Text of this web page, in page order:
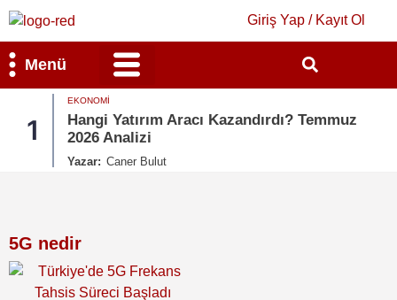
Giriş Yap / Kayıt Ol
Menü
1
EKONOMI
Hangi Yatırım Aracı Kazandırdı? Temmuz
2026 Analizi
Yazar: Caner Bulut
5G nedir